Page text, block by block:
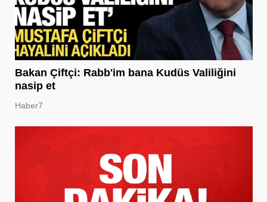
Bakan Çiftçi: Rabb'im bana Kudüs Valiliğini
nasip et
Haber7